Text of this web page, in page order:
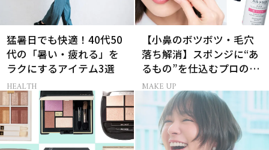
猛暑日でも快適！40代50
代の「暑い・疲れる」を
ラクにするアイテム3選
HEALTH
【小鼻のボツボツ・毛穴
落ち解消】スポンジに“あ
るもの”を仕込むプロの超
簡単メイクテク
MAKE UP